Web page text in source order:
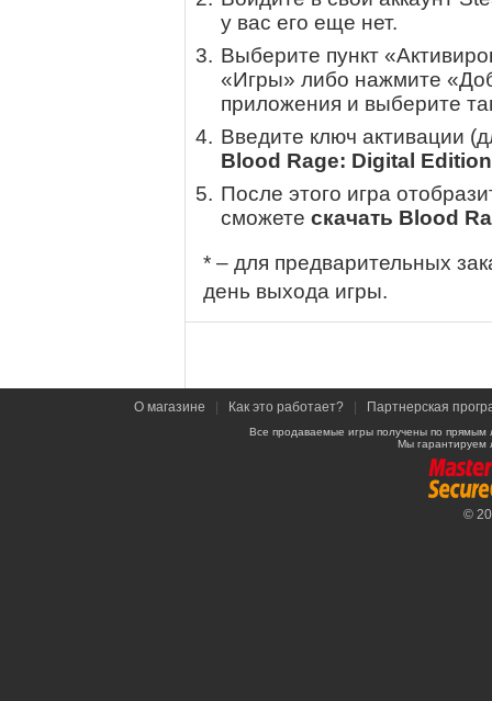
у вас его еще нет.
Выберите пункт
«Игры» либо нажмите
приложения и выберите
Введите ключ активации
Blood Rage: Digital Edition
После этого игра
сможете скачать Blood
* – для предварительных
день выхода игры.
О магазине Как это работает? Партнерская
Все продаваемые игры получены по
Мы гарантируем
©